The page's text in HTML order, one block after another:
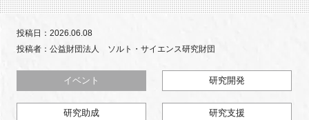
特別会員専用メニュー
投稿日：2026.06.08
投稿者：公益財団法人 ソルト・サイエンス研究財団
イベント 研究開発
研究助成 研究支援